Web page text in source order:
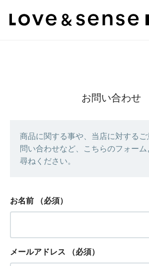
お問い合わせ
商品に関する事や、当店に対する
問い合わせなど、こちらのフォー
尋ねください。
お名前 （必須）
メールアドレス （必須）